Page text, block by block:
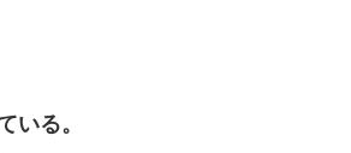
いる。